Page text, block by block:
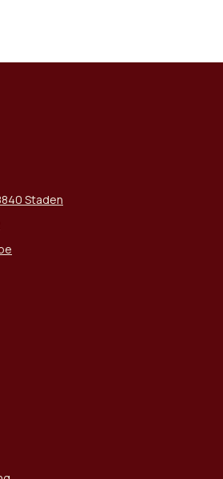
Staden